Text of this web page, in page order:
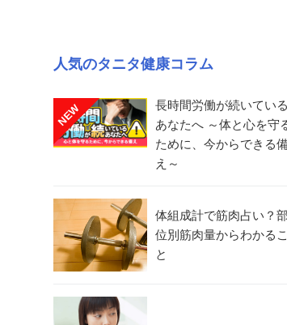
人気のタニタ健康コラム
NEW
長時間労働が続いている
あなたへ ～体と心を守
ために、今からできる
え～
体組成計で筋肉占い？部
位別筋肉量からわかるこ
と